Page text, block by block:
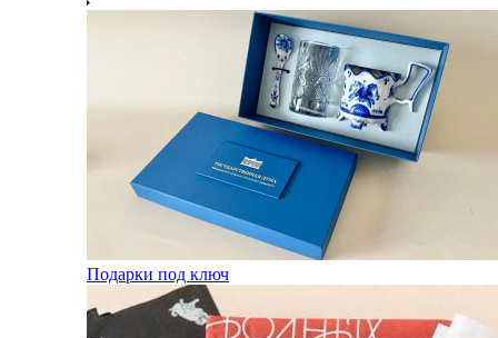
Подарки под ключ